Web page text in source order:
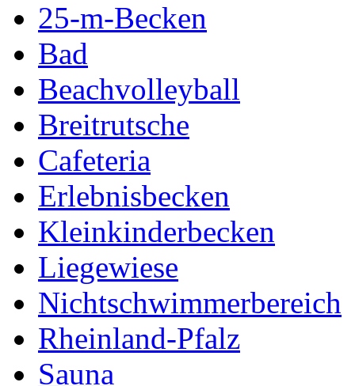
25-m-Becken
Bad
Beachvolleyball
Breitrutsche
Cafeteria
Erlebnisbecken
Kleinkinderbecken
Liegewiese
Nichtschwimmerbereich
Rheinland-Pfalz
Sauna